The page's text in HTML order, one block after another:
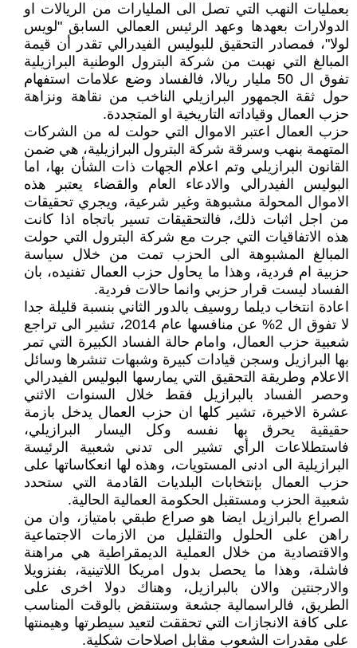
بعمليات النهب التي تصل الى المليارات من الريالات او
الدولارات بعهدها وعهد الرئيس العمالي السابق "لويس
لولا"، فمصادر التحقيق للبوليس الفيدرالي تقدر أن قيمة
المبالغ التي نهبت من شركة البترول الوطنية البرازيلية
تفوق ال 50 مليار ريالا، فالفساد وضع علامات استفهام
حول ثقة الجمهور البرازيلي الناخب من نقاهة ونزاهة
حزب العمال وقياداته التاريخية او المتجددة.
حزب العمال اعتبر الاموال التي حولت له من الشركات
المتهمة بنهب وسرقة شركة البترول البرازيلية، هي ضمن
القانون البرازيلي وتم اعلام الجهات ذات الشأن بها، اما
البوليس الفيدرالي والادعاء العام والقضاء يعتبر هذه
الاموال المحولة مشبوهة وغير شرعية، ويجري تحقيقات
من اجل اثبات ذلك، فالتحقيقات تسير باتجاه اذا كانت
هذه الاتفاقيات التي جرت مع شركة البترول التي حولت
المبالغ المشبوهة الى الحزب تمت من خلال سياسة
حزبية ام فردية، وهذا ما يحاول حزب العمال تفنيده، بان
الفساد ليست قرار حزبي وانما حالات فردية.
اعادة انتخاب ديلما روسيف بالدور الثاني بنسبة قليلة جدا
لا تفوق ال 2% عن منافسها عام 2014، تشير الى تراجع
شعبية حزب العمال، وامام حالة الفساد الكبيرة التي تمر
بها البرازيل وسجن قيادات كبيرة وشبهات تنشرها وسائل
الاعلام وطريقة التحقيق التي يمارسها البوليس الفيدرالي
وحصر الفساد بالبرازيل فقط خلال السنوات الاثني
عشرة الاخيرة، تشير كلها ان حزب العمال يدخل بازمة
حقيقية يحرق بها نفسه وكل اليسار البرازيلي،
فاستطلاعات الرأي تشير الى تدني شعبية الرئيسة
البرازيلية الى ادنى المستويات، وهذه لها انعكاساتها على
حزب العمال بإنتخابات البلديات القادمة التي ستحدد
شعبية الحزب ومستقبل الحكومة العمالية الحالية.
الصراع بالبرازيل ايضا هو صراع طبقي بامتياز، وان من
راهن على الحلول والتقليل من الازمات الاجتماعية
والاقتصادية من خلال العملية الديمقراطية هي مراهنة
فاشلة، وهذا ما يحصل بدول امريكا اللاتينية، بفنزويلا
والارجنتين والان بالبرازيل، وهناك دولا اخرى على
الطريق، فالراسمالية جشعة وستنقض بالوقت المناسب
على كافة الانجازات التي تحققت لتعيد سيطرتها وهيمنتها
على مقدرات الشعوب مقابل اصلاحات شكلية.